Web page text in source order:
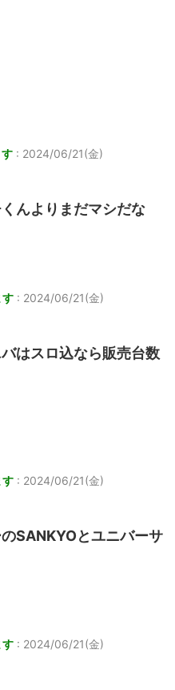
: 2024/06/21(金)
んよりまだマシだな
す : 2024/06/21(金)
はスロ込なら販売台数
す : 2024/06/21(金)
SANKYOとユニバーサ
す : 2024/06/21(金)